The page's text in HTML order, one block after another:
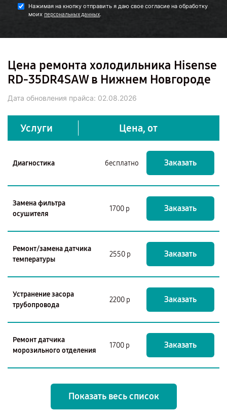
Нажимая на кнопку отправить я даю свое согласие на обработку
моих персональных данных.
Цена ремонта холодильника Hisense
RD-35DR4SAW в Нижнем Новгороде
Дата обновления прайса: 02.08.2026
Услуги Цена, от
Диагностика бесплатно Заказать
Замена фильтра
осушителя
1700 р Заказать
Ремонт/замена датчика
температуры
2550 р Заказать
Устранение засора
трубопровода
2200 р Заказать
Ремонт датчика
морозильного отделения
1700 р Заказать
Показать весь список